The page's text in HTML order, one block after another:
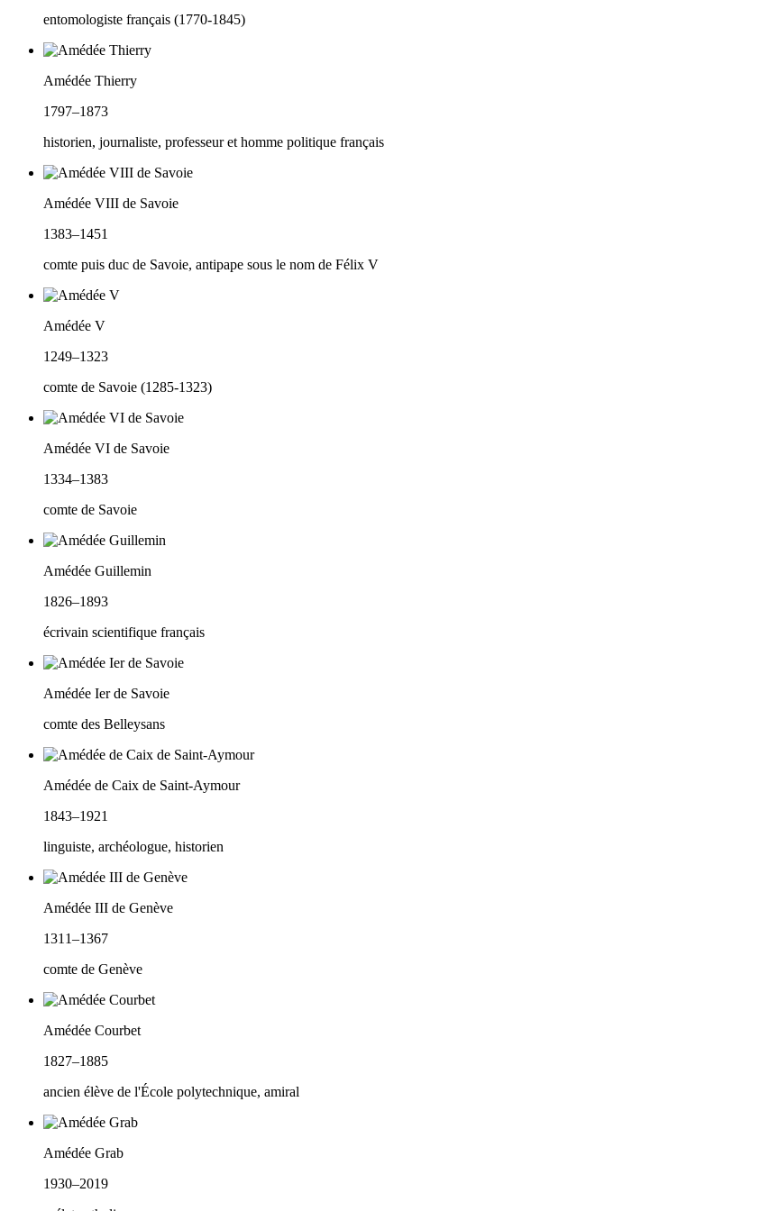
entomologiste français (1770-1845)
Amédée Thierry
1797–1873
historien, journaliste, professeur et homme politique français
Amédée VIII de Savoie
1383–1451
comte puis duc de Savoie, antipape sous le nom de Félix V
Amédée V
1249–1323
comte de Savoie (1285-1323)
Amédée VI de Savoie
1334–1383
comte de Savoie
Amédée Guillemin
1826–1893
écrivain scientifique français
Amédée Ier de Savoie
comte des Belleysans
Amédée de Caix de Saint-Aymour
1843–1921
linguiste, archéologue, historien
Amédée III de Genève
1311–1367
comte de Genève
Amédée Courbet
1827–1885
ancien élève de l'École polytechnique, amiral
Amédée Grab
1930–2019